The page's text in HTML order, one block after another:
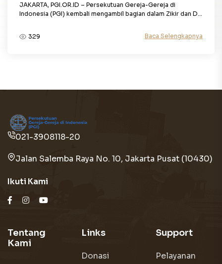
JAKARTA, PGI.OR.ID – Persekutuan Gereja-Gereja di
Indonesia (PGI) kembali mengambil bagian dalam Zikir dan D...
329 Baca Selengkapnya
021-3908118-20
Jalan Salemba Raya No. 10, Jakarta Pusat (10430)
Ikuti Kami
Tentang
Kami
Links
Donasi
Support
Pelayanan